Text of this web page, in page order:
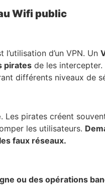
Wifi public
l’utilisation d’un VPN. Un
pirates de les intercepter.
différents niveaux de
. Les pirates créent
les utilisateurs.
faux réseaux.
ou des opérations